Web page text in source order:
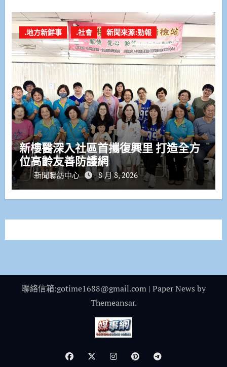
.地方新鮮事 .社會 新聞來源:勁報
新樓醫深入社區首攜復興里 打造全方
位高齡友善防護網
新聞聯訪中心 8 月 8, 2026
聯絡信箱:gotime1688@gmail.com | Paper News by
Themeansar.